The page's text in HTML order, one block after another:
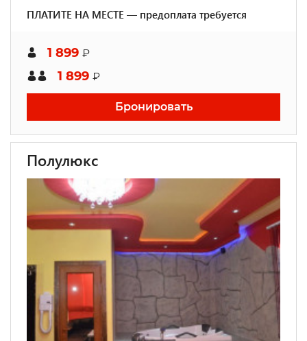
ПЛАТИТЕ НА МЕСТЕ — предоплата требуется
1 899 ₽
1 899 ₽
Бронировать
Полулюкс